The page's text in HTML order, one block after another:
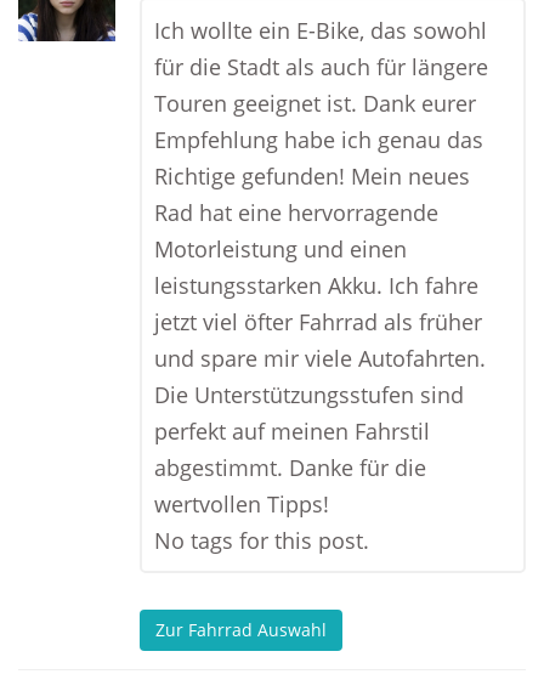
Ich wollte ein E-Bike, das sowohl
für die Stadt als auch für längere
Touren geeignet ist. Dank eurer
Empfehlung habe ich genau das
Richtige gefunden! Mein neues
Rad hat eine hervorragende
Motorleistung und einen
leistungsstarken Akku. Ich fahre
jetzt viel öfter Fahrrad als früher
und spare mir viele Autofahrten.
Die Unterstützungsstufen sind
perfekt auf meinen Fahrstil
abgestimmt. Danke für die
wertvollen Tipps!
No tags for this post.
Zur Fahrrad Auswahl